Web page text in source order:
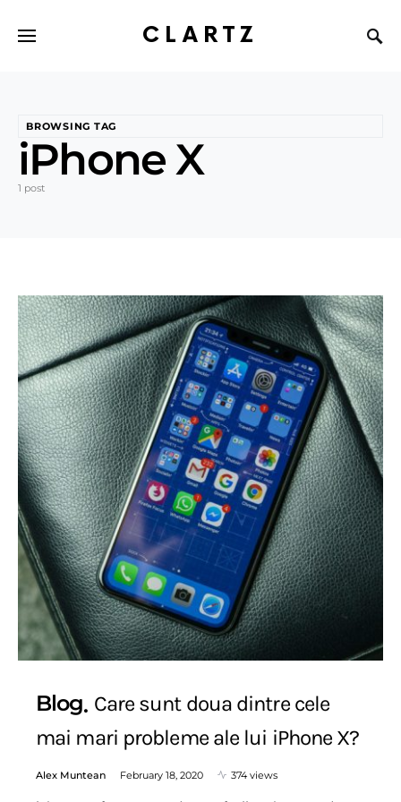
CLARTZ
BROWSING TAG
iPhone X
1 post
Blog Care sunt doua dintre cele
mai mari probleme ale lui iPhone X?
Alex Muntean February 18, 2020 374 views